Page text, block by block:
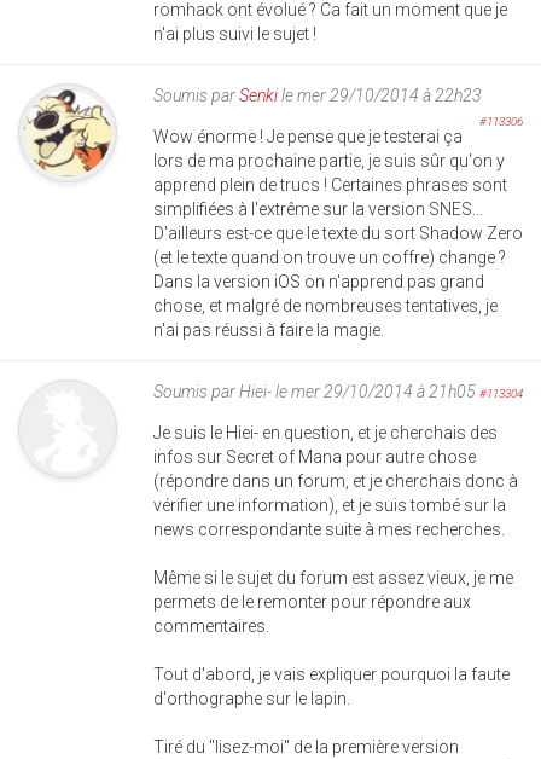
romhack ont évolué ? Ca fait un moment que je
n'ai plus suivi le sujet !
Soumis parSenkile mer 29/10/2014 à 22h23
#113306
Wow énorme ! Je pense que je testerai ça
lors de ma prochaine partie, je suis sûr qu'on y
apprend plein de trucs ! Certaines phrases sont
simplifiées à l'extrême sur la version SNES...
D'ailleurs est-ce que le texte du sort Shadow Zero
(et le texte quand on trouve un coffre) change ?
Dans la version iOS on n'apprend pas grand
chose, et malgré de nombreuses tentatives, je
n'ai pas réussi à faire la magie.
Soumis parHiei-le mer 29/10/2014 à 21h05 #113304
Je suis le Hiei- en question, et je cherchais des
infos sur Secret of Mana pour autre chose
(répondre dans un forum, et je cherchais donc à
vérifier une information), et je suis tombé sur la
news correspondante suite à mes recherches.
Même si le sujet du forum est assez vieux, je me
permets de le remonter pour répondre aux
commentaires.
Tout d'abord, je vais expliquer pourquoi la faute
d'orthographe sur le lapin.
Tiré du "lisez-moi" de la première version